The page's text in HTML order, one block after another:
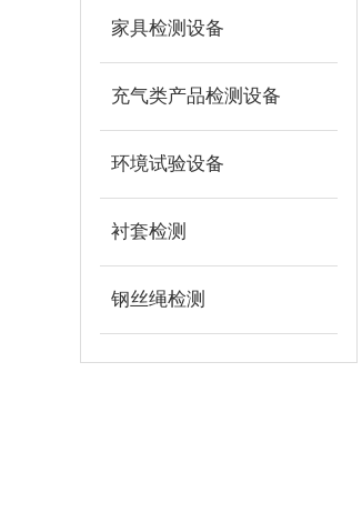
家具检测设备
充气类产品检测设备
环境试验设备
衬套检测
钢丝绳检测